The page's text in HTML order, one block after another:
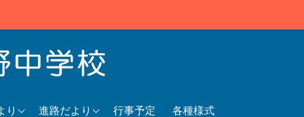
り 進路だより
2025年度
行事予定 各種様式